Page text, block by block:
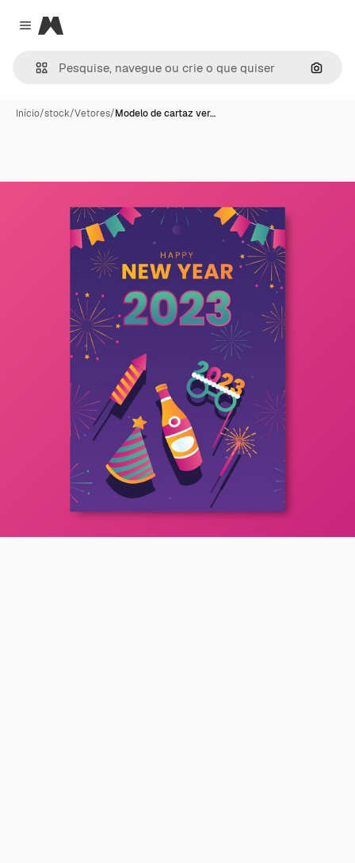
Close menu
Magnific
Início/stock/Vetores/Modelo de cartaz ver…